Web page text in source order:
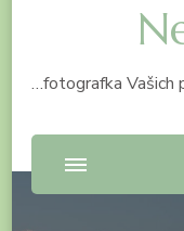
…fotografka Vašich